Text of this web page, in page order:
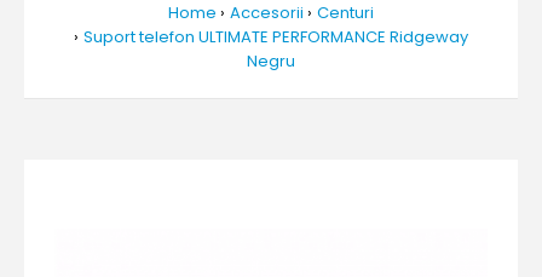
Home Accesorii
Centuri
Suport telefon ULTIMATE PERFORMANCE Ridgeway
Negru